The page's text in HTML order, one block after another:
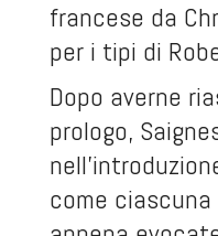
francese da
per i tipi di
Dopo averne
prologo,
come